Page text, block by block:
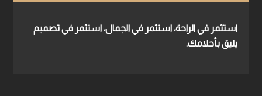
استثمر في الراحة، استثمر في الجمال، استثمر في تصميم
يليق بأحلامك.